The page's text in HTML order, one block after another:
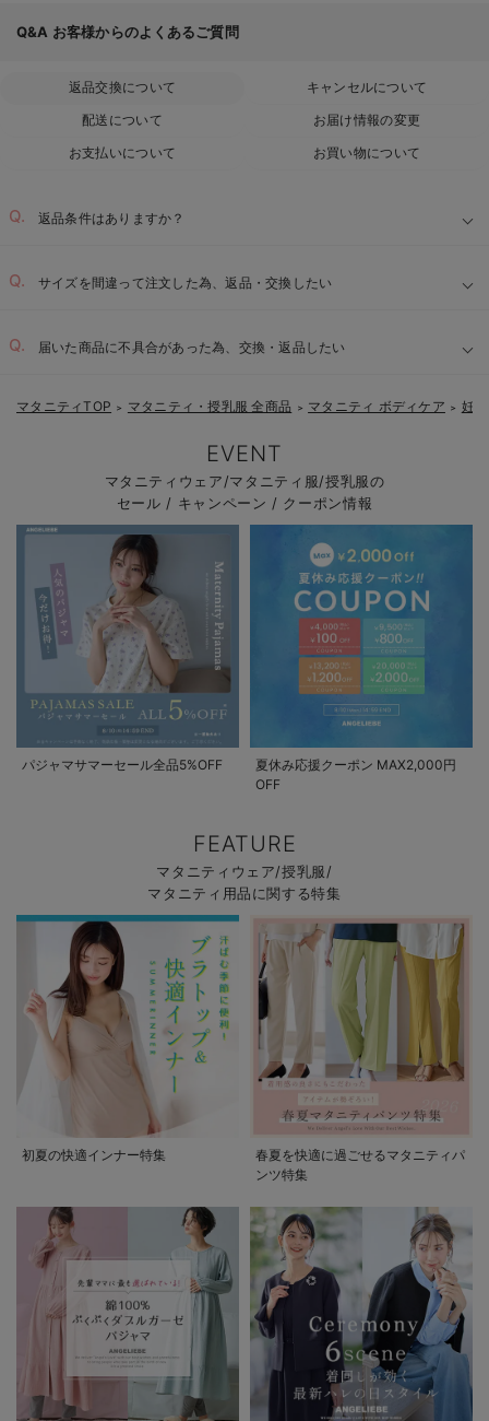
Q&A お客様からのよくあるご質問
返品交換について
キャンセルについて
配送について
お届け情報の変更
お支払いについて
お買い物について
返品条件はありますか？
サイズを間違って注文した為、返品・交換したい
届いた商品に不具合があった為、交換・返品したい
マタニティTOP ＞ マタニティ・授乳服 全商品 ＞ マタニティ ボディケア ＞ 妊
EVENT
マタニティウェア/マタニティ服/授乳服の
セール / キャンペーン / クーポン情報
パジャマサマーセール全品5%OFF
夏休み応援クーポン MAX2,000円
OFF
FEATURE
マタニティウェア/授乳服/
マタニティ用品に関する特集
初夏の快適インナー特集
春夏を快適に過ごせるマタニティパ
ンツ特集